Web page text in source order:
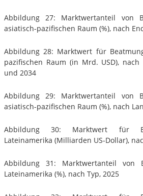
Abbildung 27: Marktwertanteil von
asiatisch-pazifischen Raum (%), nach
Abbildung 28: Marktwert für
pazifischen Raum (in Mrd. USD), nach
und 2034
Abbildung 29: Marktwertanteil von
asiatisch-pazifischen Raum (%), nach
Abbildung 30: Marktwert für
Lateinamerika (Milliarden US-Dollar),
Abbildung 31: Marktwertanteil von
Lateinamerika (%), nach Typ, 2025